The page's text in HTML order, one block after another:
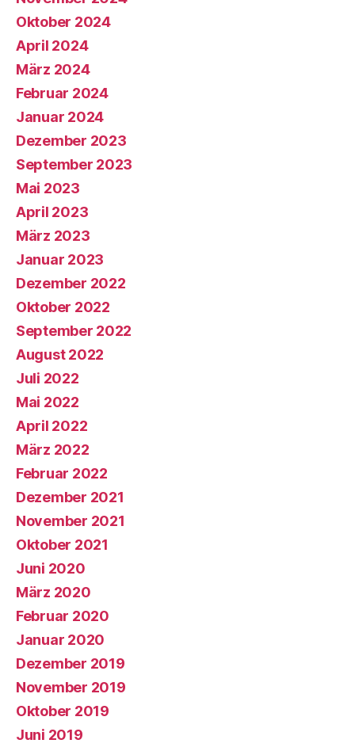
Oktober 2024
April 2024
März 2024
Februar 2024
Januar 2024
Dezember 2023
September 2023
Mai 2023
April 2023
März 2023
Januar 2023
Dezember 2022
Oktober 2022
September 2022
August 2022
Juli 2022
Mai 2022
April 2022
März 2022
Februar 2022
Dezember 2021
November 2021
Oktober 2021
Juni 2020
März 2020
Februar 2020
Januar 2020
Dezember 2019
November 2019
Oktober 2019
Juni 2019